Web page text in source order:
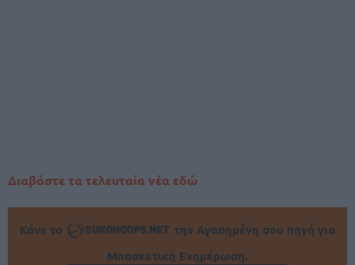
Διαβάστε τα τελευταία νέα εδώ
Κάνε το
την Αγαπημένη σου πηγή για
Μπασκετική Ενημέρωση.